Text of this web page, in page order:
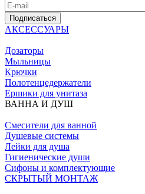
Подписаться
АКСЕССУАРЫ
Дозаторы
Мыльницы
Крючки
Полотенцедержатели
Ершики для унитаза
ВАННА И ДУШ
Смесители для ванной
Душевые системы
Лейки для душа
Гигиенические души
Сифоны и комплектующие
СКРЫТЫЙ МОНТАЖ